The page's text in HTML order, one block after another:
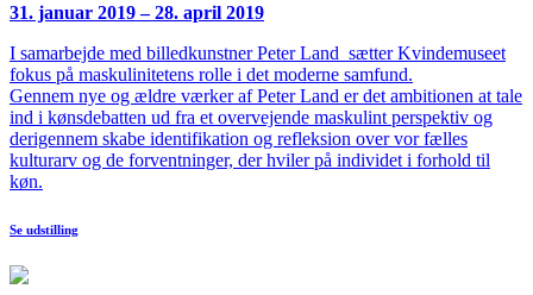
31. januar 2019 – 28. april 2019
I samarbejde med billedkunstner Peter Land sætter Kvindemuseet
fokus på maskulinitetens rolle i det moderne samfund.
Gennem nye og ældre værker af Peter Land er det ambitionen at tale
ind i kønsdebatten ud fra et overvejende maskulint perspektiv og
derigennem skabe identifikation og refleksion over vor fælles
kulturarv og de forventninger, der hviler på individet i forhold til
køn.
Se udstilling